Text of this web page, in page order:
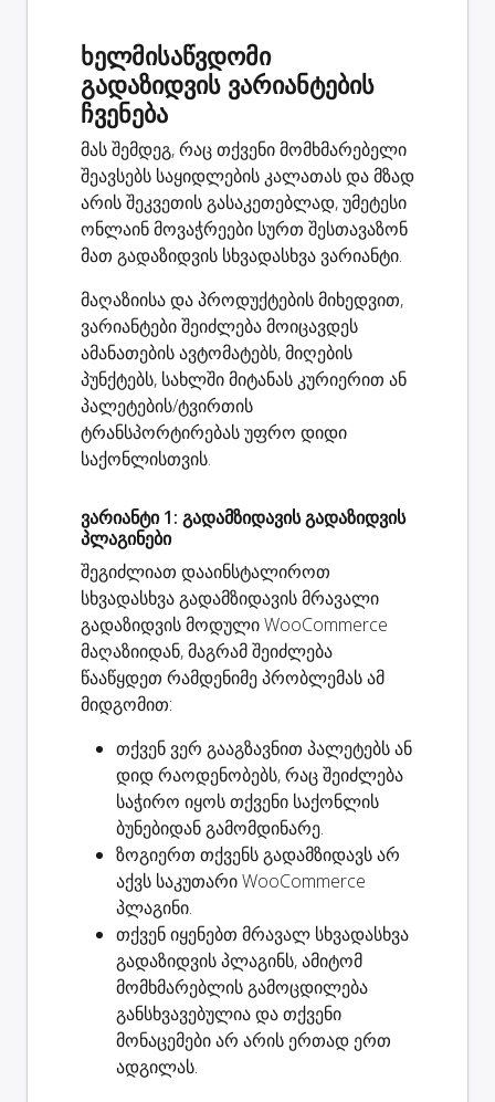
ხელმისაწვდომი
გადაზიდვის ვარიანტების
ჩვენება
მას შემდეგ, რაც თქვენი მომხმარებელი
შეავსებს საყიდლების კალათას და მზად
არის შეკვეთის გასაკეთებლად, უმეტესი
ონლაინ მოვაჭრეები სურთ შესთავაზონ
მათ გადაზიდვის სხვადასხვა ვარიანტი.
მაღაზიისა და პროდუქტების მიხედვით,
ვარიანტები შეიძლება მოიცავდეს
ამანათების ავტომატებს, მიღების
პუნქტებს, სახლში მიტანას კურიერით ან
პალეტების/ტვირთის
ტრანსპორტირებას უფრო დიდი
საქონლისთვის.
ვარიანტი 1: გადამზიდავის გადაზიდვის
პლაგინები
შეგიძლიათ დააინსტალიროთ
სხვადასხვა გადამზიდავის მრავალი
გადაზიდვის მოდული WooCommerce
მაღაზიიდან, მაგრამ შეიძლება
წააწყდეთ რამდენიმე პრობლემას ამ
მიდგომით:
თქვენ ვერ გააგზავნით პალეტებს ან
დიდ რაოდენობებს, რაც შეიძლება
საჭირო იყოს თქვენი საქონლის
ბუნებიდან გამომდინარე.
ზოგიერთ თქვენს გადამზიდავს არ
აქვს საკუთარი WooCommerce
პლაგინი.
თქვენ იყენებთ მრავალ სხვადასხვა
გადაზიდვის პლაგინს, ამიტომ
მომხმარებლის გამოცდილება
განსხვავებულია და თქვენი
მონაცემები არ არის ერთად ერთ
ადგილას.